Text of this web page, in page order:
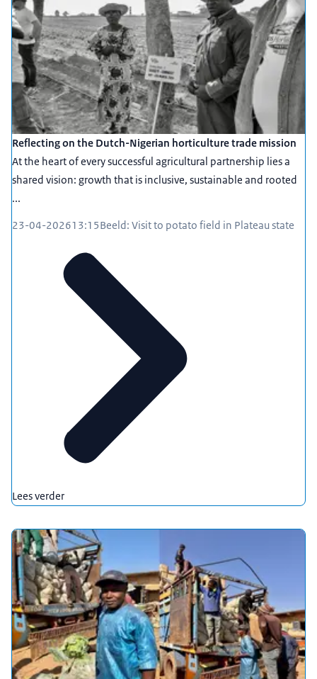
Reflecting on the Dutch-Nigerian horticulture trade mission
At the heart of every successful agricultural partnership lies a
shared vision: growth that is inclusive, sustainable and rooted
...
23-04-202613:15Beeld: Visit to potato field in Plateau state
Lees verder